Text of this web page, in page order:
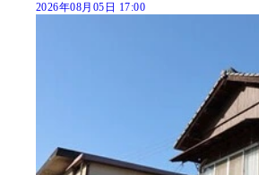
2026年08月05日 17:00